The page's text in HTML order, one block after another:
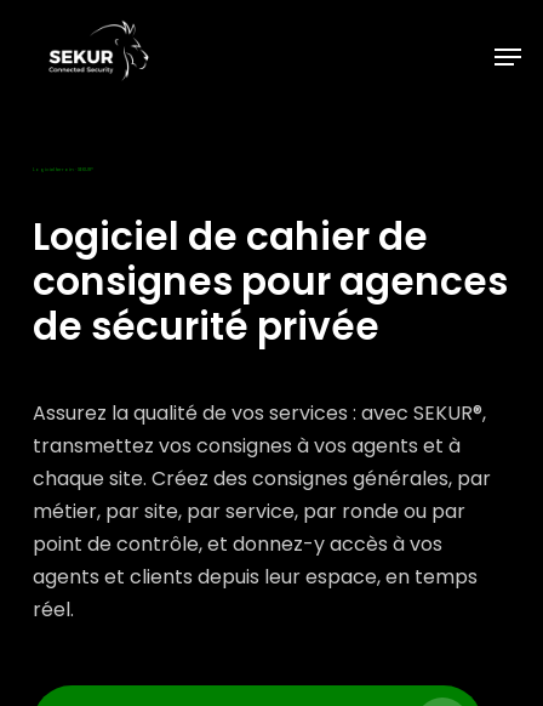
Logiciel terrain · SEKUR®
Logiciel de cahier de
consignes pour agences
de sécurité privée
Assurez la qualité de vos services : avec SEKUR®,
transmettez vos consignes à vos agents et à
chaque site. Créez des consignes générales, par
métier, par site, par service, par ronde ou par
point de contrôle, et donnez-y accès à vos
agents et clients depuis leur espace, en temps
réel.